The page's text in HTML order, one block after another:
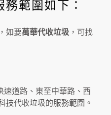
範圍如下：
如要萬華代收垃圾，可找
速道路、東至中華路、西
技代收垃圾的服務範圍。